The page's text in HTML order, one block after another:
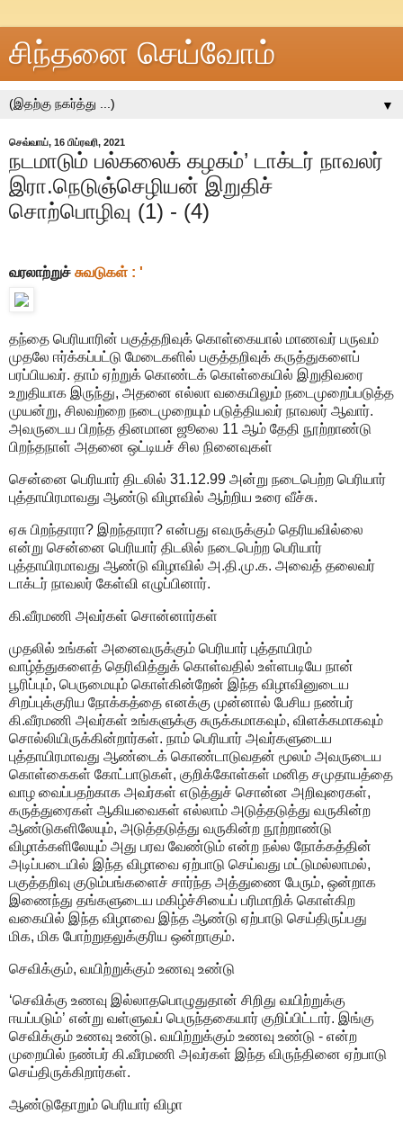
சிந்தனை செய்வோம்
▼
செவ்வாய், 16 பிப்ரவரி, 2021
நடமாடும் பல்கலைக் கழகம்’ டாக்டர் நாவலர்
இரா.நெடுஞ்செழியன் இறுதிச்
சொற்பொழிவு (1) - (4)
வரலாற்றுச் சுவடுகள் : '
தந்தை பெரியாரின் பகுத்தறிவுக் கொள்கையால் மாணவர் பருவம்
முதலே ஈர்க்கப்பட்டு மேடைகளில் பகுத்தறிவுக் கருத்துகளைப்
பரப்பியவர். தாம் ஏற்றுக் கொண்டக் கொள்கையில் இறுதிவரை
உறுதியாக இருந்து, அதனை எல்லா வகையிலும் நடைமுறைப்படுத்த
முயன்று, சிலவற்றை நடைமுறையும் படுத்தியவர் நாவலர் ஆவார்.
அவருடைய பிறந்த தினமான ஜூலை 11 ஆம் தேதி நூற்றாண்டு
பிறந்தநாள் அதனை ஒட்டியச் சில நினைவுகள்
சென்னை பெரியார் திடலில் 31.12.99 அன்று நடைபெற்ற பெரியார்
புத்தாயிரமாவது ஆண்டு விழாவில் ஆற்றிய உரை வீச்சு.
ஏசு பிறந்தாரா? இறந்தாரா? என்பது எவருக்கும் தெரியவில்லை
என்று சென்னை பெரியார் திடலில் நடைபெற்ற பெரியார்
புத்தாயிரமாவது ஆண்டு விழாவில் அ.தி.மு.க. அவைத் தலைவர்
டாக்டர் நாவலர் கேள்வி எழுப்பினார்.
கி.வீரமணி அவர்கள் சொன்னார்கள்
முதலில் உங்கள் அனைவருக்கும் பெரியார் புத்தாயிரம்
வாழ்த்துகளைத் தெரிவித்துக் கொள்வதில் உள்ளபடியே நான்
பூரிப்பும், பெருமையும் கொள்கின்றேன் இந்த விழாவினுடைய
சிறப்புக்குரிய நோக்கத்தை எனக்கு முன்னால் பேசிய நண்பர்
கி.வீரமணி அவர்கள் உங்களுக்கு சுருக்கமாகவும், விளக்கமாகவும்
சொல்லியிருக்கின்றார்கள். நாம் பெரியார் அவர்களுடைய
புத்தாயிரமாவது ஆண்டைக் கொண்டாடுவதன் மூலம் அவருடைய
கொள்கைகள் கோட்பாடுகள், குறிக்கோள்கள் மனித சமுதாயத்தை
வாழ வைப்பதற்காக அவர்கள் எடுத்துச் சொன்ன அறிவுரைகள்,
கருத்துரைகள் ஆகியவைகள் எல்லாம் அடுத்தடுத்து வருகின்ற
ஆண்டுகளிலேயும், அடுத்தடுத்து வருகின்ற நூற்றாண்டு
விழாக்களிலேயும் அது பரவ வேண்டும் என்ற நல்ல நோக்கத்தின்
அடிப்படையில் இந்த விழாவை ஏற்பாடு செய்வது மட்டுமல்லாமல்,
பகுத்தறிவு குடும்பங்களைச் சார்ந்த அத்துணை பேரும், ஒன்றாக
இணைந்து தங்களுடைய மகிழ்ச்சியைப் பரிமாறிக் கொள்கிற
வகையில் இந்த விழாவை இந்த ஆண்டு ஏற்பாடு செய்திருப்பது
மிக, மிக போற்றுதலுக்குரிய ஒன்றாகும்.
செவிக்கும், வயிற்றுக்கும் உணவு உண்டு
‘செவிக்கு உணவு இல்லாதபொழுதுதான் சிறிது வயிற்றுக்கு
ஈயப்படும்’ என்று வள்ளுவப் பெருந்தகையார் குறிப்பிட்டார். இங்கு
செவிக்கும் உணவு உண்டு. வயிற்றுக்கும் உணவு உண்டு - என்ற
முறையில் நண்பர் கி.வீரமணி அவர்கள் இந்த விருந்தினை ஏற்பாடு
செய்திருக்கிறார்கள்.
ஆண்டுதோறும் பெரியார் விழா